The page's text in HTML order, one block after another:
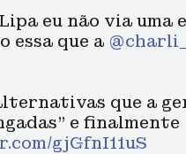
eu não via uma
essa que a
que a
e finalmente
gjGfnI11uS